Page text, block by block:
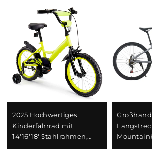
2025 Hochwertiges
Kinderfahrrad mit
14'16'18' Stahlrahmen,